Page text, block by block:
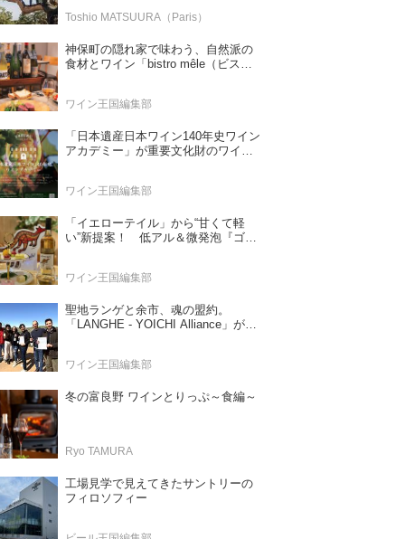
Toshio MATSUURA（Paris）
神保町の隠れ家で味わう、自然派の
食材とワイン「bistro mêle（ビスト
ワイン王国編集部
「日本遺産日本ワイン140年史ワイン
アカデミー」が重要文化財のワイナ
ワイン王国編集部
「イエローテイル」から“甘くて軽
い”新提案！ 低アル＆微発泡『ゴー
ワイン王国編集部
聖地ランゲと余市、魂の盟約。
「LANGHE - YOICHI Alliance」が切
ワイン王国編集部
冬の富良野 ワインとりっぷ～食編～
Ryo TAMURA
工場見学で見えてきたサントリーの
フィロソフィー